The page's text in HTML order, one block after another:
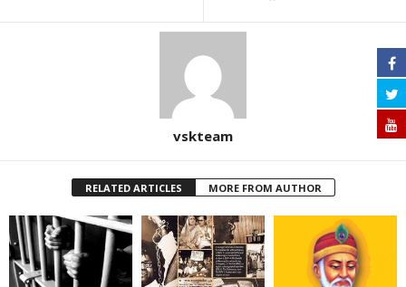
vskteam
RELATED ARTICLES MORE FROM AUTHOR